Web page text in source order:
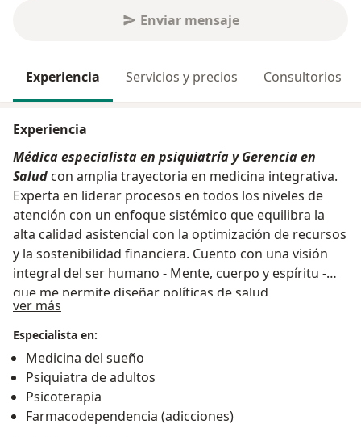
Enviar mensaje
Experiencia Servicios y precios Consultorios
Experiencia
Médica especialista en psiquiatría y Gerencia en
Salud con amplia trayectoria en medicina integrativa.
Experta en liderar procesos en todos los niveles de
atención con un enfoque sistémico que equilibra la
alta calidad asistencial con la optimización de recursos
y la sostenibilidad financiera. Cuento con una visión
integral del ser humano - Mente, cuerpo y espíritu -
que me permite diseñar políticas de salud
humanizadas, con altos estándares de pertinencia
diagnostica y una gestión eficiente en los sectores
público y privado, facilitando procesos de crecimiento
y rehabilitación profunda.
ver más
Especialista en:
Medicina del sueño
Psiquiatra de adultos
Psicoterapia
Farmacodependencia (adicciones)